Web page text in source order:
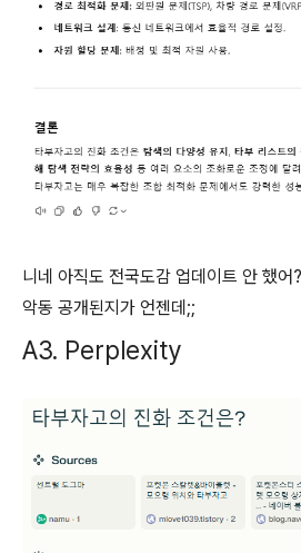
니네 아직도 전국도감 업데이트 안 했
악동 공개된지가 언젠데;;
A3. Perplexity